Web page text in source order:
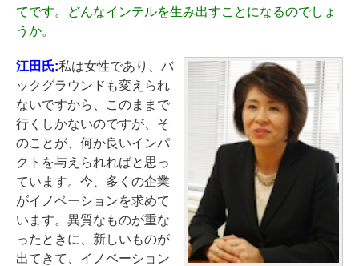
てです。どんなインテルを生み出すことになるのでしょ
うか。
江田氏:私は女性であり、バ
ックグラウンドも変えられ
ないですから、このままで
行くしかないのですが、そ
のことが、何か良いインパ
クトを与えられればと思っ
ています。今、多くの企業
がイノベーションを求めて
います。異質なものが重な
ったときに、新しいものが
出てきて、イノベーション